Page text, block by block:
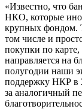
«Известно, что
НКО, которые
крупных фондом.
том числе и
покупки по карте,
направляется на
полугодии наши
поддержку НКР в
за аналогичный